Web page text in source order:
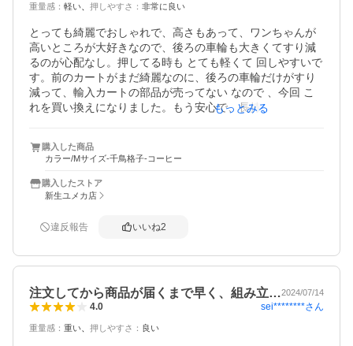
重量感 ： 軽い 押しやすさ ： 非常に良い
とっても綺麗でおしゃれで、高さもあって、ワンちゃんが
高いところが大好きなので、後ろの車輪も大きくてすり減
るのが心配なし。押してる時も とても軽くて 回しやすいで
す。前のカートがまだ綺麗なのに、後ろの車輪だけがすり
減って、輸入カートの部品が売ってない なので 、今回 こ
れを買い換えになりました。もう安心で、長持ちしそうで
もっとみる
購入した商品
カラー/Mサイズ-千鳥格子-コーヒー
購入したストア
新生ユメカ店
違反報告 いいね2
注文してから商品が届くまで早く、組み立…2024/07/14
4.0 sei********さん
重量感 ： 重い 押しやすさ ： 良い